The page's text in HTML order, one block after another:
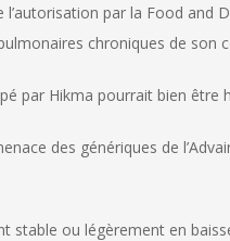
par la Food and
chroniques de son
par Hikma pourrait bien être
des génériques de
ou légèrement en